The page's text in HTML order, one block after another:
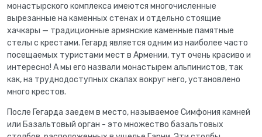
монастырского комплекса имеются многочисленные
вырезанные на каменных стенах и отдельно стоящие
хачкары — традиционные армянские каменные памятные
стелы с крестами. Гегард является одним из наиболее часто
посещаемых туристами мест в Армении, тут очень красиво и
интересно! А мы его назвали монастырем альпинистов, так
как, на труднодоступных скалах вокруг него, установлено
много крестов.
После Гегарда заедем в место, называемое Симфония камней
или Базальтовый орган - это множество базальтовых